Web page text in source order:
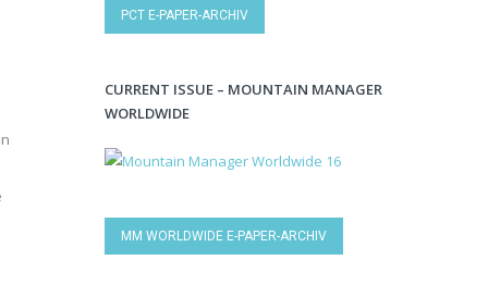
PCT E-PAPER-ARCHIV
CURRENT ISSUE – MOUNTAIN MANAGER
WORLDWIDE
MM WORLDWIDE E-PAPER-ARCHIV